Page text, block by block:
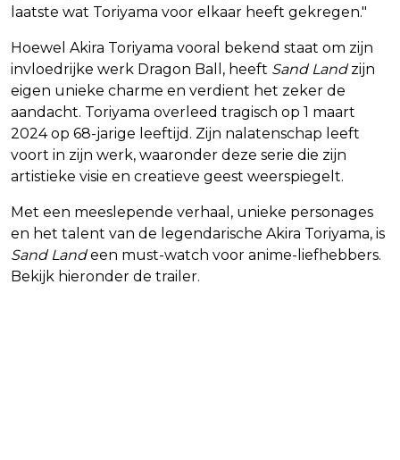
laatste wat Toriyama voor elkaar heeft gekregen."
Hoewel Akira Toriyama vooral bekend staat om zijn
invloedrijke werk Dragon Ball, heeft Sand Landzijn
eigen unieke charme en verdient het zeker de
aandacht. Toriyama overleed tragisch op 1 maart
2024 op 68-jarige leeftijd. Zijn nalatenschap leeft
voort in zijn werk, waaronder deze serie die zijn
artistieke visie en creatieve geest weerspiegelt.
Met een meeslepende verhaal, unieke personages
en het talent van de legendarische Akira Toriyama, is
Sand Landeen must-watch voor anime-liefhebbers.
Bekijk hieronder de trailer.